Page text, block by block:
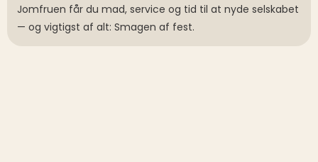
Jomfruen får du mad, service og tid til at nyde selskabet
— og vigtigst af alt: Smagen af fest.